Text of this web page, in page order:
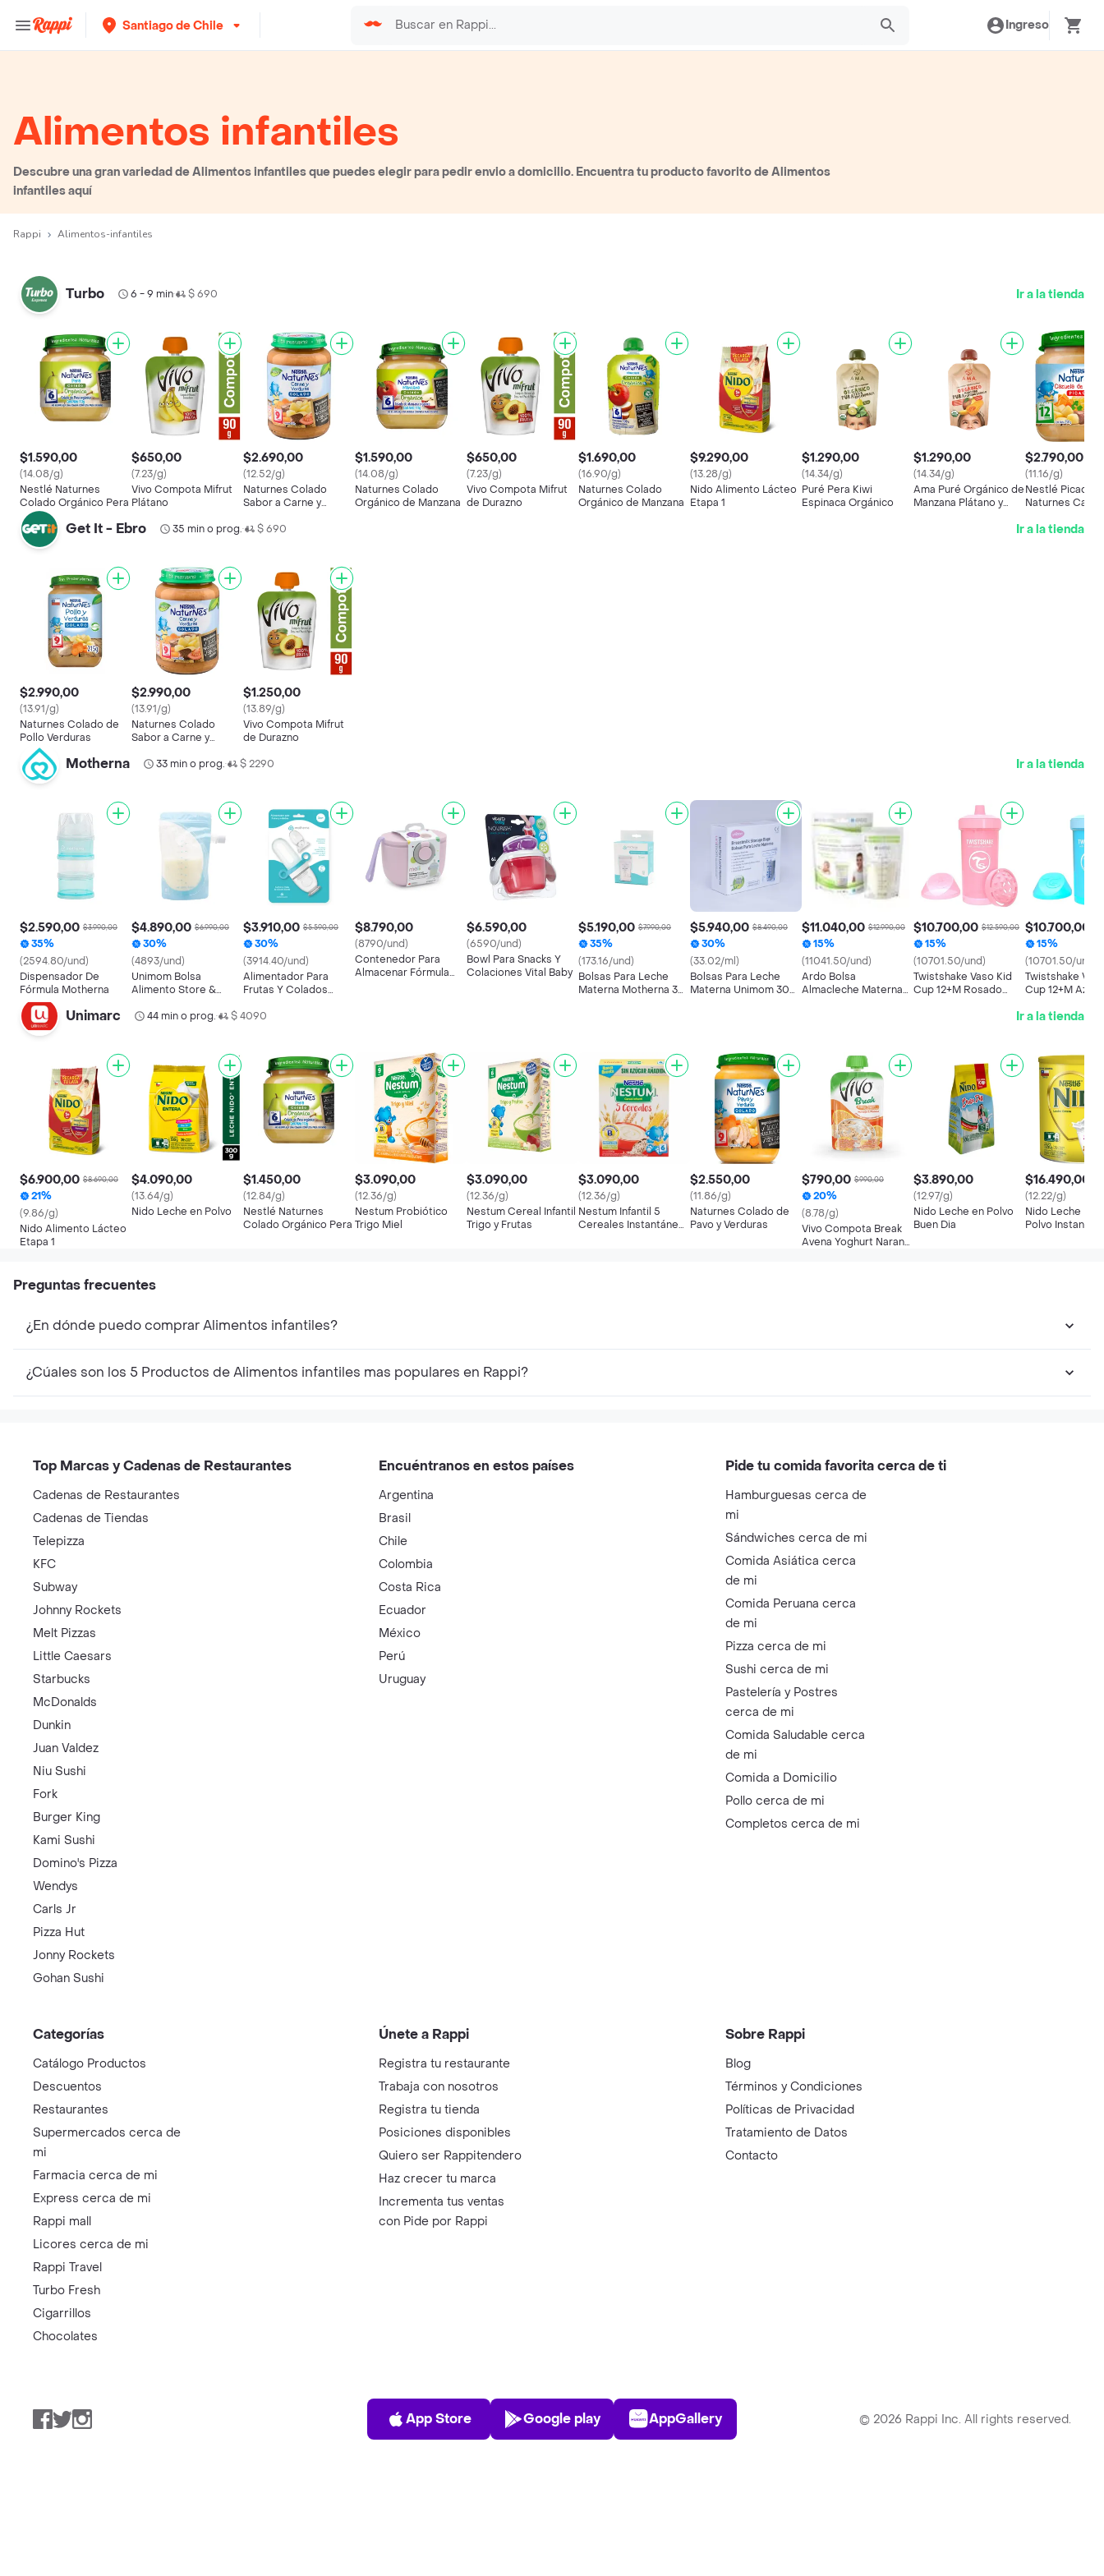
Santiago de Chile Ingreso
Alimentos infantiles
Descubre una gran variedad de Alimentos infantiles que puedes elegir para pedir envio a domicilio. Encuentra tu producto favorito de Alimentos
infantiles aquí
Rappi Alimentos-infantiles
Turbo 6 - 9 min• $ 690 Ir a la tienda
$1.590,00
(14.08/g)
Nestlé Naturnes
Colado Orgánico Pera
$650,00
(7.23/g)
Vivo Compota Mifrut
Plátano
$2.690,00
(12.52/g)
Naturnes Colado
Sabor a Carne y
$1.590,00
(14.08/g)
Naturnes Colado
Orgánico de Manzana
$650,00
(7.23/g)
Vivo Compota Mifrut
de Durazno
$1.690,00
(16.90/g)
Naturnes Colado
Orgánico de Manzana
$9.290,00
(13.28/g)
Nido Alimento Lácteo
Etapa 1
$1.290,00
(14.34/g)
Puré Pera Kiwi
Espinaca Orgánico
$1.290,00
(14.34/g)
Ama Puré Orgánico de
Manzana Plátano y
$2.790,00
(11.16/g)
Nestlé Picado
Naturnes
Get It - Ebro 35 min o prog.• $ 690 Ir a la tienda
$2.990,00
(13.91/g)
Naturnes Colado de
Pollo Verduras
$2.990,00
(13.91/g)
Naturnes Colado
Sabor a Carne y
$1.250,00
(13.89/g)
Vivo Compota Mifrut
de Durazno
Motherna 33 min o prog.• $ 2290 Ir a la tienda
$2.590,00 $3.990,00
35%
(2594.80/und)
Dispensador De
Fórmula Motherna
$4.890,00 $6.990,00
30%
(4893/und)
Unimom Bolsa
Alimento Store &
$3.910,00 $5.590,00
30%
(3914.40/und)
Alimentador Para
Frutas Y Colados
$8.790,00
(8790/und)
Contenedor Para
Almacenar Fórmula
$6.590,00
(6590/und)
Bowl Para Snacks Y
Colaciones Vital Baby
$5.190,00 $7.990,00
35%
(173.16/und)
Bolsas Para Leche
Materna Motherna 30
$5.940,00 $8.490,00
30%
(33.02/ml)
Bolsas Para Leche
Materna Unimom 30
$11.040,00 $12.990,00
15%
(11041.50/und)
Ardo Bolsa
Almacleche Materna
$10.700,00 $12.590,00
15%
(10701.50/und)
Twistshake Vaso Kid
Cup 12+M Rosado
$10.700,00
15%
(10701.50/und)
Twistshake
Cup 12+M Azul
Unimarc 44 min o prog.• $ 4090 Ir a la tienda
$6.900,00 $8.690,00
21%
(9.86/g)
Nido Alimento Lácteo
Etapa 1
$4.090,00
(13.64/g)
Nido Leche en Polvo
$1.450,00
(12.84/g)
Nestlé Naturnes
Colado Orgánico Pera
$3.090,00
(12.36/g)
Nestum Probiótico
Trigo Miel
$3.090,00
(12.36/g)
Nestum Cereal Infantil
Trigo y Frutas
$3.090,00
(12.36/g)
Nestum Infantil 5
Cereales Instantáneo
$2.550,00
(11.86/g)
Naturnes Colado de
Pavo y Verduras
$790,00 $990,00
20%
(8.78/g)
Vivo Compota Break
Avena Yoghurt Naranja
$3.890,00
(12.97/g)
Nido Leche en Polvo
Buen Dia
$16.490,00
(12.22/g)
Nido Leche
Polvo
Preguntas frecuentes
¿En dónde puedo comprar Alimentos infantiles?
¿Cúales son los 5 Productos de Alimentos infantiles mas populares en Rappi?
Top Marcas y Cadenas de Restaurantes
Cadenas de Restaurantes
Cadenas de Tiendas
Telepizza
KFC
Subway
Johnny Rockets
Melt Pizzas
Little Caesars
Starbucks
McDonalds
Dunkin
Juan Valdez
Niu Sushi
Fork
Burger King
Kami Sushi
Domino's Pizza
Wendys
Carls Jr
Pizza Hut
Jonny Rockets
Gohan Sushi
Encuéntranos en estos países
Argentina
Brasil
Chile
Colombia
Costa Rica
Ecuador
México
Perú
Uruguay
Pide tu comida favorita cerca de ti
Hamburguesas cerca de
mi
Sándwiches cerca de mi
Comida Asiática cerca
de mi
Comida Peruana cerca
de mi
Pizza cerca de mi
Sushi cerca de mi
Pastelería y Postres
cerca de mi
Comida Saludable cerca
de mi
Comida a Domicilio
Pollo cerca de mi
Completos cerca de mi
Categorías
Catálogo Productos
Descuentos
Restaurantes
Supermercados cerca de
mi
Farmacia cerca de mi
Express cerca de mi
Rappi mall
Licores cerca de mi
Rappi Travel
Turbo Fresh
Cigarrillos
Chocolates
Únete a Rappi
Registra tu restaurante
Trabaja con nosotros
Registra tu tienda
Posiciones disponibles
Quiero ser Rappitendero
Haz crecer tu marca
Incrementa tus ventas
con Pide por Rappi
Sobre Rappi
Blog
Términos y Condiciones
Políticas de Privacidad
Tratamiento de Datos
Contacto
Facebook
TwitterInstagram
App Store
App Store
Play Store
Google play
AppGallery
AppGallery © 2026 Rappi Inc. All rights reserved.